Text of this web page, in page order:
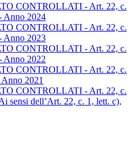
CONTROLLATI - Art. 22, c.
Anno 2024
CONTROLLATI - Art. 22, c.
Anno 2023
CONTROLLATI - Art. 22, c.
Anno 2022
CONTROLLATI - Art. 22, c.
2021
CONTROLLATI - Art. 22, c.
sensi dell’Art. 22, c. 1, lett. c),